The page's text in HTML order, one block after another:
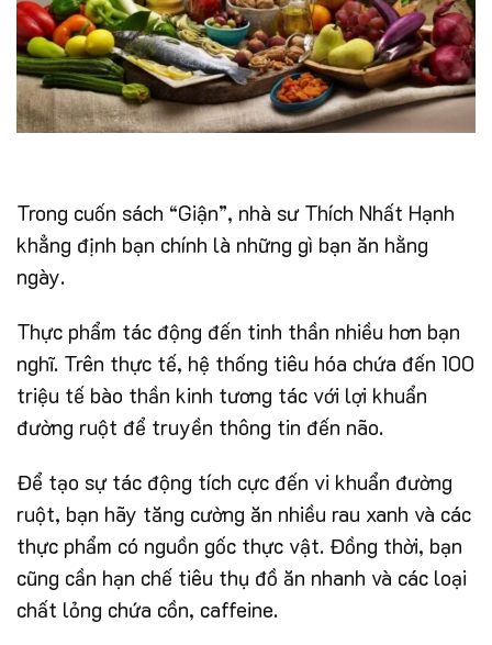
Trong cuốn sách “Giận”, nhà sư Thích Nhất Hạnh
khẳng định bạn chính là những gì bạn ăn hằng
ngày.
Thực phẩm tác động đến tinh thần nhiều hơn bạn
nghĩ. Trên thực tế, hệ thống tiêu hóa chứa đến 100
triệu tế bào thần kinh tương tác với lợi khuẩn
đường ruột để truyền thông tin đến não.
Để tạo sự tác động tích cực đến vi khuẩn đường
ruột, bạn hãy tăng cường ăn nhiều rau xanh và các
thực phẩm có nguồn gốc thực vật. Đồng thời, bạn
cũng cần hạn chế tiêu thụ đồ ăn nhanh và các loại
chất lỏng chứa cồn, caffeine.